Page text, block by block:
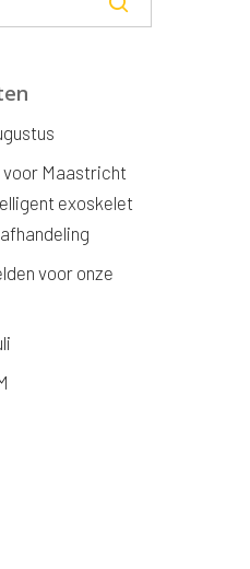
Maastricht
exoskelet
voor onze